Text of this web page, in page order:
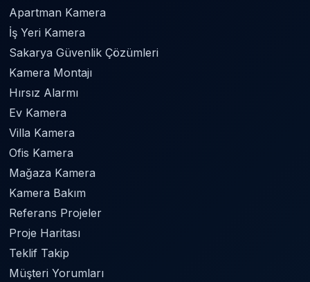
Apartman Kamera
İş Yeri Kamera
Sakarya Güvenlik Çözümleri
Kamera Montajı
Hırsız Alarmı
Ev Kamera
Villa Kamera
Ofis Kamera
Mağaza Kamera
Kamera Bakım
Referans Projeler
Proje Haritası
Teklif Takip
Müşteri Yorumları